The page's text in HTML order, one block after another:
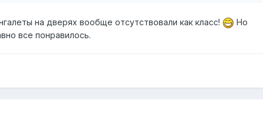
на дверях вообще отсутствовали как класс!
Но
все понравилось.